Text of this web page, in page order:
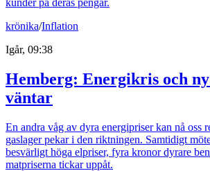
kunder på deras pengar.
krönika/Inflation
Igår, 09:38
Hemberg: Energikris och
väntar
En andra våg av dyra energipriser kan nå oss
gaslager pekar i den riktningen. Samtidigt
besvärligt höga elpriser, fyra kronor dyrare
matpriserna tickar uppåt.